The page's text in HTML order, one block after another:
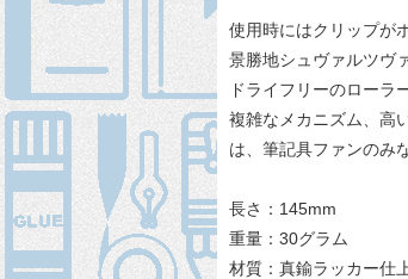
使用時にはクリップが
景勝地シュヴァルツヴ
ドライフリーのローラ
複雑なメカニズム、高
は、筆記具ファンのみ
長さ：145mm
重量：30グラム
材質：真鍮ラッカー仕